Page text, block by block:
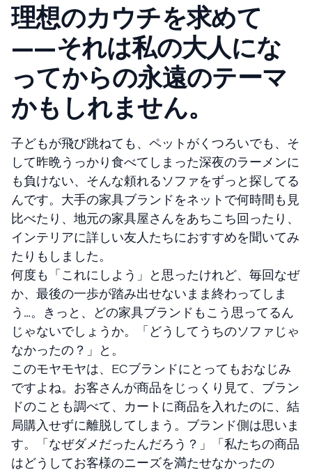
理想のカウチを求めて
——それは私の大人にな
ってからの永遠のテーマ
かもしれません。
子どもが飛び跳ねても、ペットがくつろいでも、そ
して昨晩うっかり食べてしまった深夜のラーメンに
も負けない、そんな頼れるソファをずっと探してる
んです。大手の家具ブランドをネットで何時間も見
比べたり、地元の家具屋さんをあちこち回ったり、
インテリアに詳しい友人たちにおすすめを聞いてみ
たりもしました。
何度も「これにしよう」と思ったけれど、毎回なぜ
か、最後の一歩が踏み出せないまま終わってしま
う…。きっと、どの家具ブランドもこう思ってるん
じゃないでしょうか。「どうしてうちのソファじゃ
なかったの？」と。
このモヤモヤは、ECブランドにとってもおなじみ
ですよね。お客さんが商品をじっくり見て、ブラン
ドのことも調べて、カートに商品を入れたのに、結
局購入せずに離脱してしまう。ブランド側は思いま
す。「なぜダメだったんだろう？」「私たちの商品
はどうしてお客様のニーズを満たせなかったの